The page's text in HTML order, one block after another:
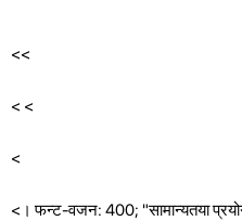
<<
< <
<
<। फन्ट-वजन: 400; "सामान्यतया